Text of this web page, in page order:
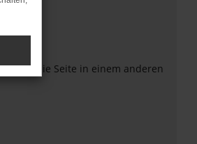
die Seite in einem anderen